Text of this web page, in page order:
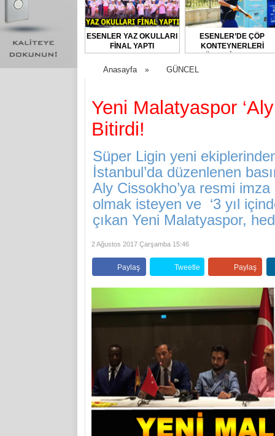
ESENLER YAZ OKULLARI
FİNAL YAPTI
ESENLER’DE ÇÖP
KONTEYNERLERİ
DÜZENLİ OLARAK
DEZENFEKTE EDİLİYOR
Anasayfa » GÜNCEL
Yeni Malatyaspor
Bitirdi!
Süper Ligin yeni
İstanbul’da düzenlenen
Aly Cissokho’ya resmi imza
olmak isteyen ve ‘3 yıl
çıkan Yeni Malatyaspor,
2 Ağustos 2017 Çarşamba 15:46
Paylaş Tweetle Paylaş